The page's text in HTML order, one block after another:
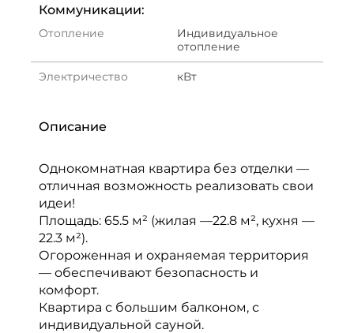
Коммуникации:
Отопление
Индивидуальное
отопление
Электричество кВт
Описание
Однокомнатная квартира без отделки —
отличная возможность реализовать свои
идеи!
Площадь: 65.5 м² (жилая —22.8 м², кухня —
22.3 м²).
Огороженная и охраняемая территория
— обеспечивают безопасность и
комфорт.
Квартира с большим балконом, с
индивидуальной сауной.